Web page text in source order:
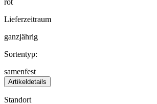
rot
Lieferzeitraum
ganzjährig
Sortentyp:
samenfest
Artikeldetails
Standort